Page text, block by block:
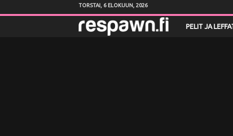
TORSTAI, 6 ELOKUUN, 2026
PELIT JA